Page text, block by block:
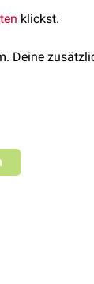
Dioxygenasen
klickst.
Deine